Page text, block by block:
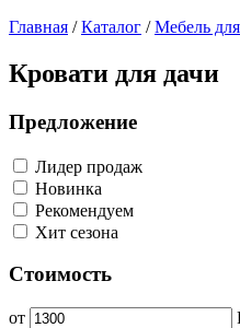
Главная /Каталог /Мебель
Кровати для дачи
Предложение
Лидер продаж
Новинка
Рекомендуем
Хит сезона
Стоимость
от